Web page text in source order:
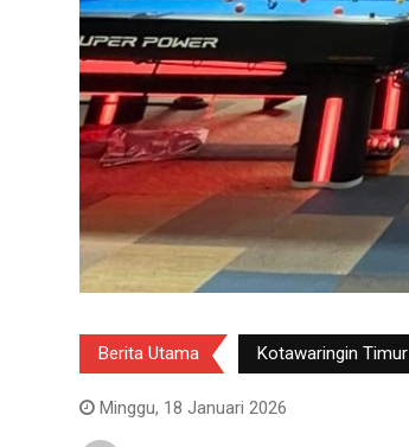
Berita Utama Kotawaringin Timur
Minggu, 18 Januari 2026